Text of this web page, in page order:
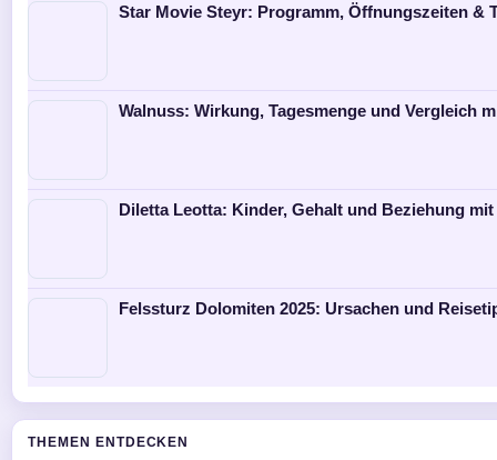
Star Movie Steyr: Programm, Öffnungszeiten &
Walnuss: Wirkung, Tagesmenge und Vergleich
Diletta Leotta: Kinder, Gehalt und Beziehung
Felssturz Dolomiten 2025: Ursachen und
THEMEN ENTDECKEN